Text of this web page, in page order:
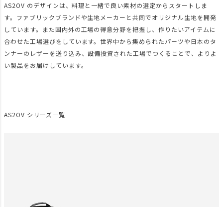
AS2OV のデザインは、料理と一緒で良い素材の選定からスタートしま
す。ファブリックブランドや生地メーカーと共同でオリジナル生地を開発
しています。また国内外の工場の得意分野を把握し、作りたいアイテムに
合わせた工場選びをしています。世界中から集められたパーツや日本のタ
ンナーのレザーを送り込み、設備投資された工場でつくることで、よりよ
い製品をお届けしています。
AS2OV シリーズ一覧